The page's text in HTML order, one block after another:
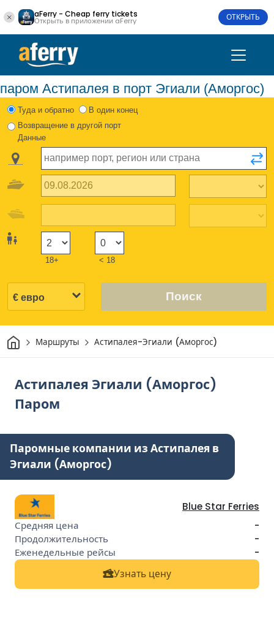
aFerry - Cheap ferry tickets
Открыть в приложении aFerry ОТКРЫТЬ
паром Астипалея в порт Эгиали (Аморгос)
Туда и обратно
В один конец
Возвращение в другой порт
Данные
18+ < 18
Поиск
ДомМаршруты Астипалея-Эгиали (Аморгос)
Астипалея Эгиали (Аморгос)
Паром
Паромные компании из Астипалея в
Эгиали (Аморгос)
Blue Star Ferries
-
-
-
Узнать цену